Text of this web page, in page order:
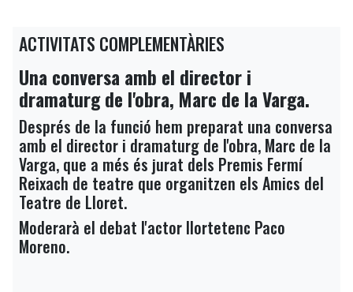
ACTIVITATS COMPLEMENTÀRIES
Una conversa amb el director i
dramaturg de l'obra, Marc de la Varga.
Després de la funció hem preparat una conversa
amb el director i dramaturg de l'obra, Marc de la
Varga, que a més és jurat dels Premis Fermí
Reixach de teatre que organitzen els Amics del
Teatre de Lloret.
Moderarà el debat l'actor llortetenc Paco
Moreno.